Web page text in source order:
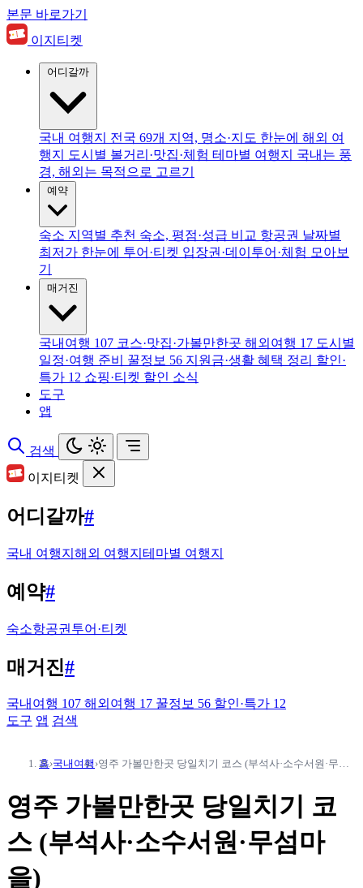
본문 바로가기
이지티켓
국내 여행지 전국 69개 지역, 명소·지도 한눈에 해외 여
행지
도시별 볼거리·맛집·체험 테마별 여행지
국내는 풍
경, 해외는 목적으로 고르기
숙소 지역별 추천 숙소, 평점·성급 비교 항공권 날짜별
최저가 한눈에 투어·티켓 입장권·데이투어·체험 모아보
기
국내여행 107 코스·맛집·가볼만한곳 해외여행 17 도시별
일정·여행 준비
꿀정보 56 지원금·생활 혜택 정리 할인·
특가 12 쇼핑·티켓 할인 소식
도구
앱
검색
이지티켓
어디갈까#
국내 여행지 해외 여행지 테마별 여행지
예약#
숙소항공권 투어·티켓
매거진#
국내여행 107 해외여행 17 꿀정보 56 할인·특가 12
도구 앱 검색
홈›국내여행› 영주 가볼만한곳 당일치기 코스 (부석사·소수서원·무섬마을)
영주 가볼만한곳 당일치기 코
스 (부석사·소수서원·무섬마
을)